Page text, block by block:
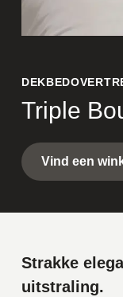
Triple
Vind een
Strakke
uitstraling.